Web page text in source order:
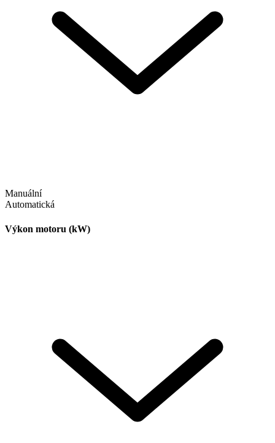
Manuální
Automatická
Výkon motoru (kW)